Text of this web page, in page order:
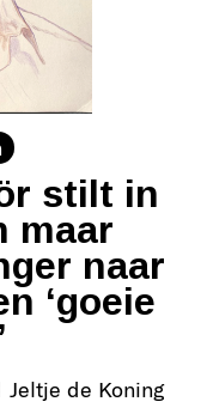
stilt in
maar
naar
‘goeie
Jeltje de Koning